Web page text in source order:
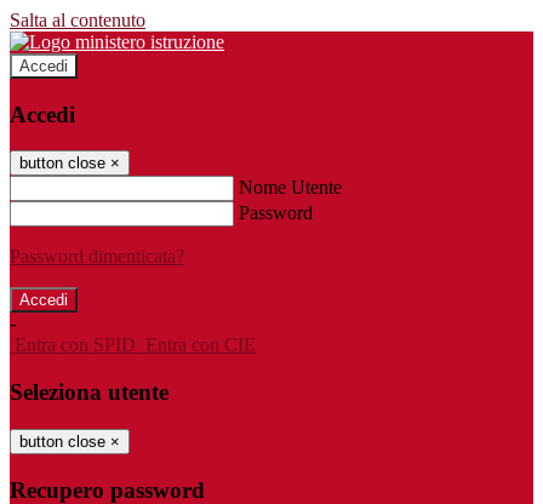
Salta al contenuto
Accedi
Accedi
button close ×
Nome Utente
Password
Password dimenticata?
-
Entra con SPID Entra con CIE
Seleziona utente
button close ×
Recupero password